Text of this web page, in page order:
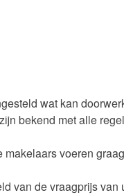
wat kan
bekend met alle
voeren
van de vraagprijs van